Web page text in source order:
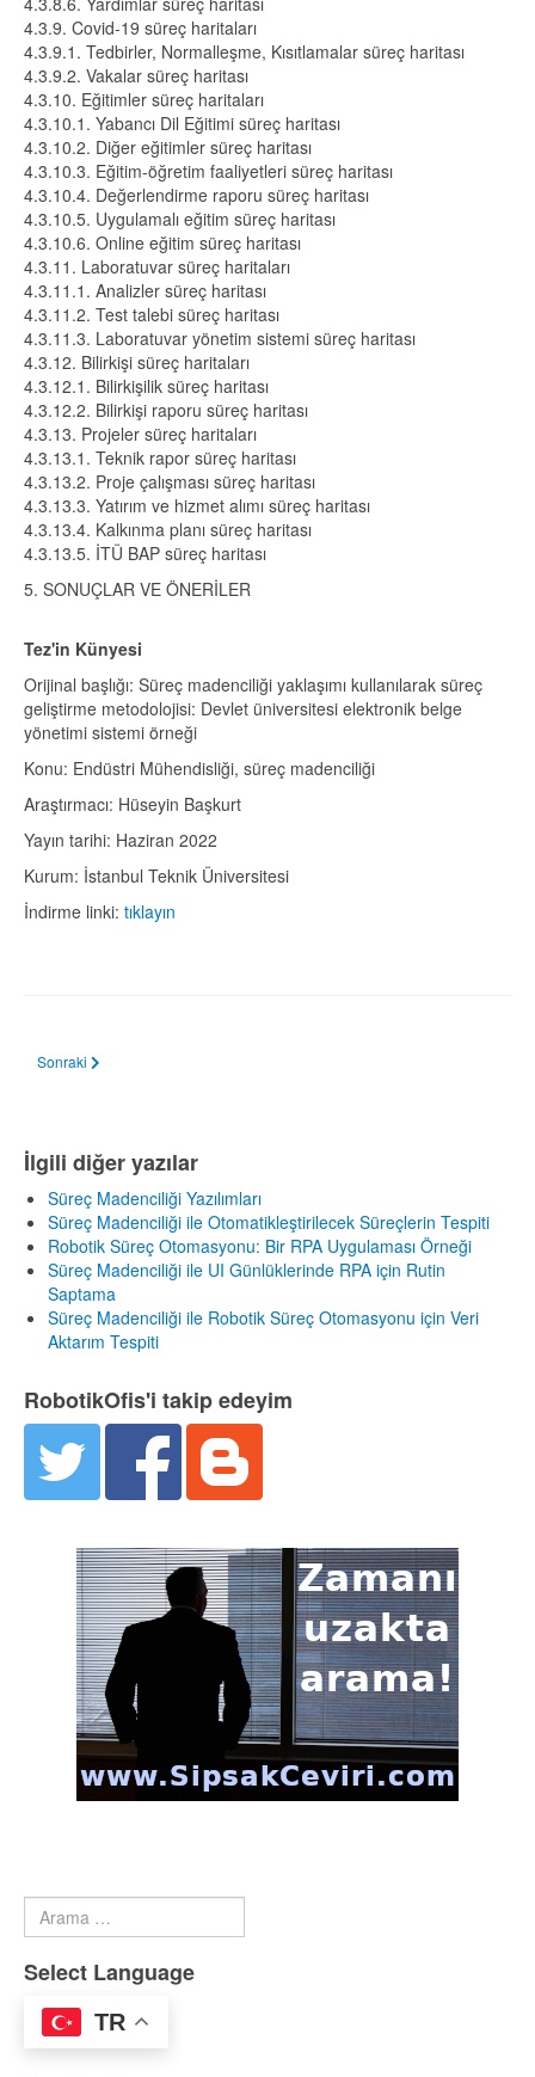
4.3.9. Covid-19 süreç haritaları
4.3.9.1. Tedbirler, Normalleşme, Kısıtlamalar süreç haritası
4.3.9.2. Vakalar süreç haritası
4.3.10. Eğitimler süreç haritaları
4.3.10.1. Yabancı Dil Eğitimi süreç haritası
4.3.10.2. Diğer eğitimler süreç haritası
4.3.10.3. Eğitim-öğretim faaliyetleri süreç haritası
4.3.10.4. Değerlendirme raporu süreç haritası
4.3.10.5. Uygulamalı eğitim süreç haritası
4.3.10.6. Online eğitim süreç haritası
4.3.11. Laboratuvar süreç haritaları
4.3.11.1. Analizler süreç haritası
4.3.11.2. Test talebi süreç haritası
4.3.11.3. Laboratuvar yönetim sistemi süreç haritası
4.3.12. Bilirkişi süreç haritaları
4.3.12.1. Bilirkişilik süreç haritası
4.3.12.2. Bilirkişi raporu süreç haritası
4.3.13. Projeler süreç haritaları
4.3.13.1. Teknik rapor süreç haritası
4.3.13.2. Proje çalışması süreç haritası
4.3.13.3. Yatırım ve hizmet alımı süreç haritası
4.3.13.4. Kalkınma planı süreç haritası
4.3.13.5. İTÜ BAP süreç haritası
5. SONUÇLAR VE ÖNERİLER
Tez'in Künyesi
Orijinal başlığı: Süreç madenciliği yaklaşımı kullanılarak süreç
geliştirme metodolojisi: Devlet üniversitesi elektronik belge
yönetimi sistemi örneği
Konu: Endüstri Mühendisliği, süreç madenciliği
Araştırmacı: Hüseyin Başkurt
Yayın tarihi: Haziran 2022
Kurum: İstanbul Teknik Üniversitesi
İndirme linki: tıklayın
Sonraki makale: Elektronik Belge Yönetim Sistemleri ve Robotik Süreç
Sonraki
İlgili diğer yazılar
Süreç Madenciliği Yazılımları
Süreç Madenciliği ile Otomatikleştirilecek Süreçlerin Tespiti
Robotik Süreç Otomasyonu: Bir RPA Uygulaması Örneği
Süreç Madenciliği ile UI Günlüklerinde RPA için Rutin
Saptama
Süreç Madenciliği ile Robotik Süreç Otomasyonu için Veri
Aktarım Tespiti
RobotikOfis'i takip edeyim
Arama
Select Language
TR